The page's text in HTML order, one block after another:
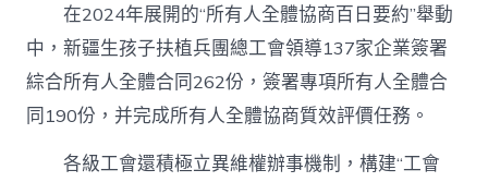
在2024年展開的“所有人全體協商百日要約”舉動
中，新疆生孩子扶植兵團總工會領導137家企業簽署
綜合所有人全體合同262份，簽署專項所有人全體合
同190份，并完成所有人全體協商質效評價任務。
各級工會還積極立異維權辦事機制，構建“工會